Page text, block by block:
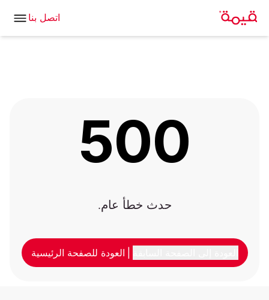
اتصل بنا
500
حدث خطأ عام.
العودة للصفحة الرئيسية